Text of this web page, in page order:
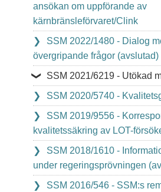
ansökan om uppförande av
kärnbränsleförvaret/Clink
SSM 2022/1480 - Dialog
övergripande frågor (avslutad)
SSM 2021/6219 - Utökad
SSM 2020/5740 -
SSM 2019/9556 -
kvalitetssäkring av LOT-
SSM 2018/1610 -
under regeringsprövningen
SSM 2016/546 - SSM:s